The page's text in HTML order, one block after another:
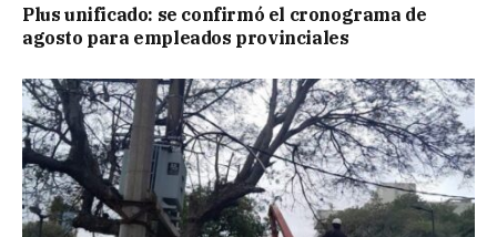
Plus unificado: se confirmó el cronograma de
agosto para empleados provinciales